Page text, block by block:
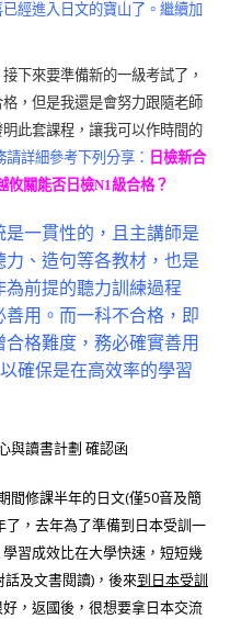
經進入日文的寶山了。繼續加
下來要準備新的一級考試了，
，但是我還是會努力跟隨老師
此套課程，讓我可以作時間的
請詳細參考下列分享： 日檢新合
攸關能否日檢N1級合格？
一貫性的，且主講師是
、造句等各教材，也是
前提的聽力訓練過程
用。而一科不合格，即
格難度，務必確實善用
確保是在高效率的學習
與讀書計劃 確認函
間修課半年的日文(僅50音及簡
，去年為了準備到日本受訓一
習成效比在大學快速，短短幾
及文書閱讀)，後來到日本受訓
，返國後，很想要拿日本交流